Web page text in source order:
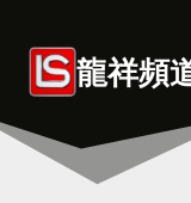
content 龍祥頻